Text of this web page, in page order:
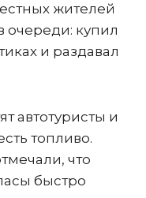
жителей
купил
и раздавал
автотуристы и
топливо.
что
быстро